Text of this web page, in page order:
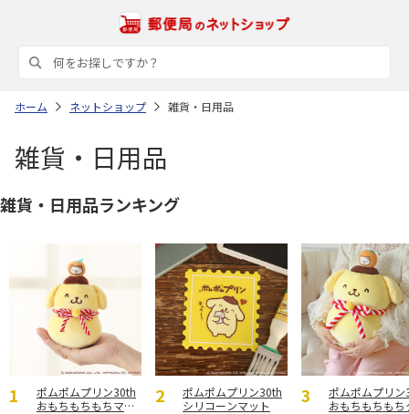
ホーム ネットショップ 雑貨・日用品
雑貨・日用品
雑貨・日用品ランキング
ポムポムプリン30th
おもちもちもちマス
ポムポムプリン30th
シリコーンマット
ポムポムプリ
おもちもちもち